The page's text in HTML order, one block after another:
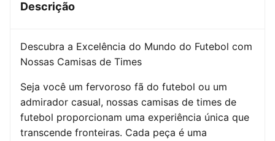
Descrição
Descubra a Excelência do Mundo do Futebol com
Nossas Camisas de Times
Seja você um fervoroso fã do futebol ou um
admirador casual, nossas camisas de times de
futebol proporcionam uma experiência única que
transcende fronteiras. Cada peça é uma